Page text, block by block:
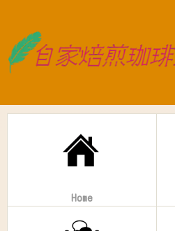
Home